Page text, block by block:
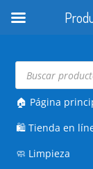
Búsqueda
productos
🏠 Página
🛍️Tienda en
🧼 Limpieza